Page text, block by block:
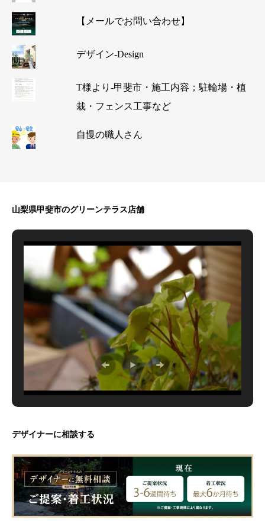
【メールでお問い合わせ】
デザイン-Design
T様より-甲斐市・施工内容；駐輪場・植
栽・フェンス工事など
自慢の職人さん
山梨県甲斐市のグリーンテラス店舗
デザイナーに相談する